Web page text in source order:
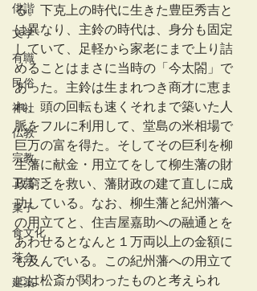
俳諧
文学
有職
民俗
神社
仏教
宗教
工芸
菓子
食文化
茶会
建築
る。下克上の時代に生きた豊臣秀吉と
は異なり、主鈴の時代は、身分も固定
していて、足軽から家老にまで上り詰
めることはまさに当時の「今太閤」で
あった。主鈴は生まれつき商才に恵ま
れ、頭の回転も速くそれまで築いた人
脈をフルに利用して、堂島の米相場で
巨万の富を得た。そしてその巨利を柳
生藩に献金・用立てをして柳生藩の財
政窮乏を救い、藩財政の建て直しに成
功している。なお、柳生藩と紀州藩へ
の用立てと、住吉屋嘉助への融通とを
あわせるとなんと１万両以上の金額に
も及んでいる。この紀州藩への用立て
には松斎が関わったものと考えられ